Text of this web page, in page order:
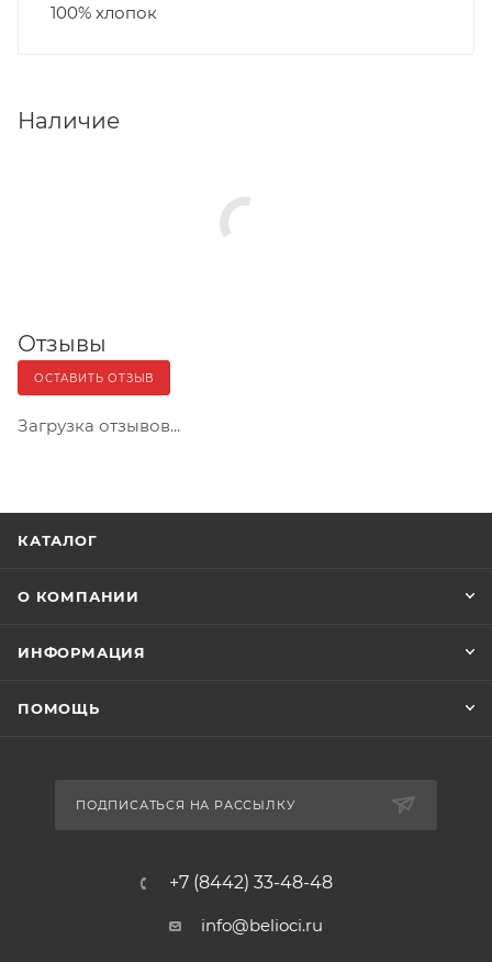
100% хлопок
Наличие
Отзывы
ОСТАВИТЬ ОТЗЫВ
Загрузка отзывов...
КАТАЛОГ
О КОМПАНИИ
ИНФОРМАЦИЯ
ПОМОЩЬ
ПОДПИСАТЬСЯ НА РАССЫЛКУ
+7 (8442) 33-48-48
info@belioci.ru